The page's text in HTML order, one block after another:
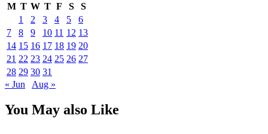
M T W T F S
S
1
2 3 4 5
6
7
8 9 10 11 12 13
14 15 16 17 18 19 20
21 22 23 24 25 26 27
28 29 30 31
« Jun
Aug »
You May also Like